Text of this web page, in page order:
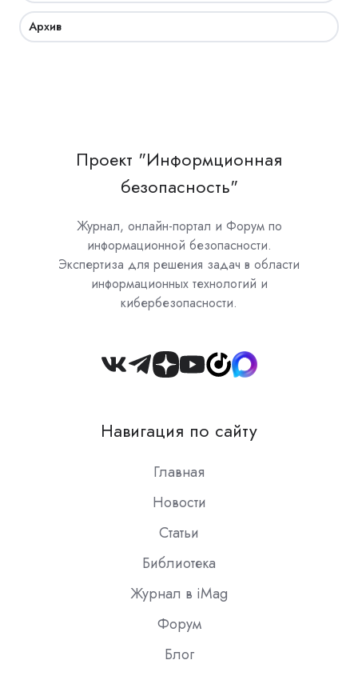
Архив
Проект "Информционная
безопасность"
Журнал, онлайн-портал и Форум по
информационной безопасности.
Экспертиза для решения задач в области
информационных технологий и
кибербезопасности.
Join
Slack
Навигация по сайту
Главная
Новости
Статьи
Библиотека
Журнал в iMag
Форум
Блог